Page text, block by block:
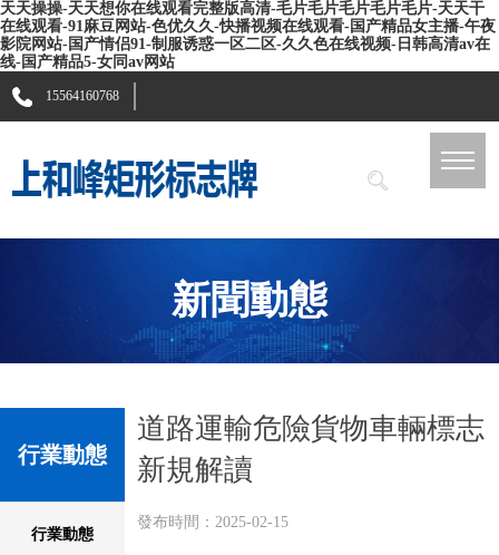
天天操操-天天想你在线观看完整版高清-毛片毛片毛片毛片毛片-天天干
在线观看-91麻豆网站-色优久久-快播视频在线观看-国产精品女主播-午夜
影院网站-国产情侣91-制服诱惑一区二区-久久色在线视频-日韩高清av在
线-国产精品5-女同av网站
15564160768
新聞動態
行業動態
行業動態
道路運輸危險貨物車輛標志
新規解讀
發布時間： 2025-02-15